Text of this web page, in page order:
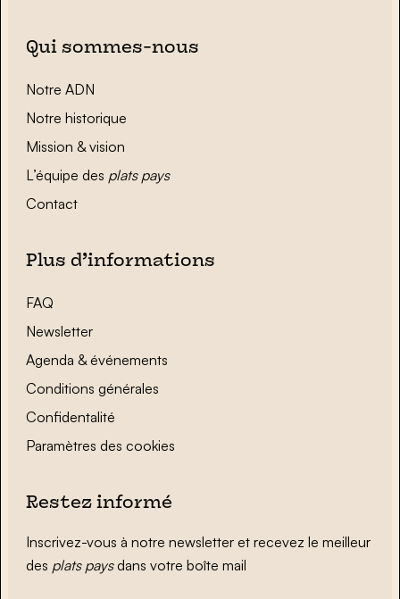
Qui sommes-nous
Notre ADN
Notre historique
Mission & vision
L’équipe des plats pays
Contact
Plus d’informations
FAQ
Newsletter
Agenda & événements
Conditions générales
Confidentalité
Paramètres des cookies
Restez informé
Inscrivez-vous à notre newsletter et recevez le meilleur
des plats paysdans votre boîte mail